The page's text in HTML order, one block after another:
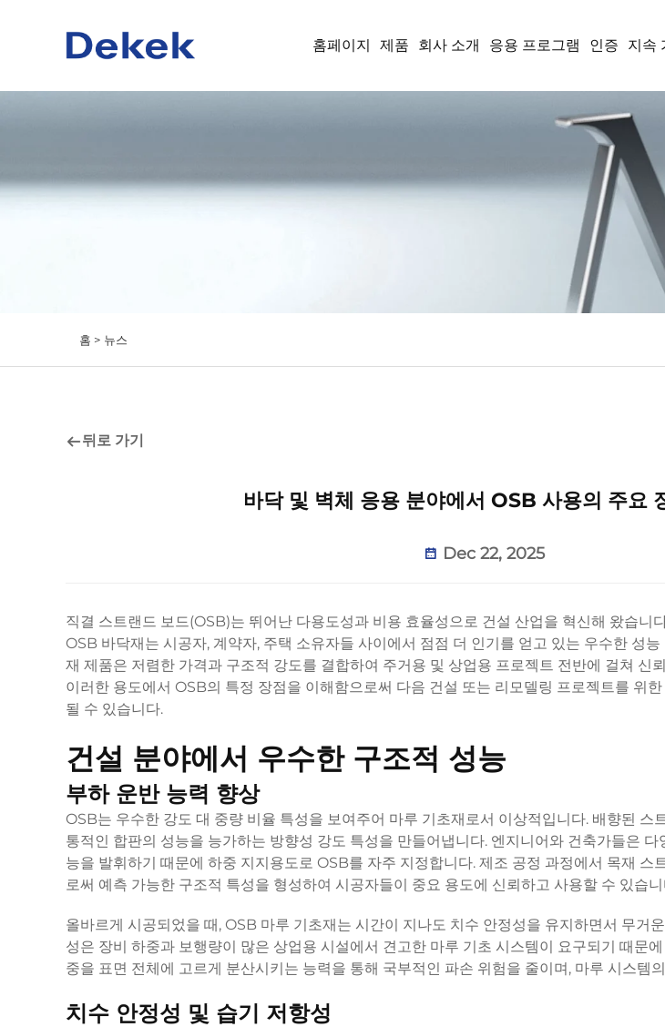
홈페이지 제품 회사 소개 응용 프로그램 인증 지속
홈 > 뉴스
뒤로 가기
바닥 및 벽체 응용 분야에서 OSB 사용의 주요
Dec 22, 2025
직결 스트랜드 보드(OSB)는 뛰어난 다용도성과 비용 효율성으로 건설 산업을 혁신해 왔습니
OSB 바닥재는 시공자, 계약자, 주택 소유자들 사이에서 점점 더 인기를 얻고 있는 우수한 성
재 제품은 저렴한 가격과 구조적 강도를 결합하여 주거용 및 상업용 프로젝트 전반에 걸쳐 신
이러한 용도에서 OSB의 특정 장점을 이해함으로써 다음 건설 또는 리모델링 프로젝트를 위
될 수 있습니다.
건설 분야에서 우수한 구조적 성능
부하 운반 능력 향상
OSB는 우수한 강도 대 중량 비율 특성을 보여주어 마루 기초재로서 이상적입니다. 배향된 스
통적인 합판의 성능을 능가하는 방향성 강도 특성을 만들어냅니다. 엔지니어와 건축가들은
능을 발휘하기 때문에 하중 지지용도로 OSB를 자주 지정합니다. 제조 공정 과정에서 목재 스
로써 예측 가능한 구조적 특성을 형성하여 시공자들이 중요 용도에 신뢰하고 사용할 수 있습
올바르게 시공되었을 때, OSB 마루 기초재는 시간이 지나도 치수 안정성을 유지하면서 무거
성은 장비 하중과 보행량이 많은 상업용 시설에서 견고한 마루 기초 시스템이 요구되기 때문
중을 표면 전체에 고르게 분산시키는 능력을 통해 국부적인 파손 위험을 줄이며, 마루 시스템
치수 안정성 및 습기 저항성